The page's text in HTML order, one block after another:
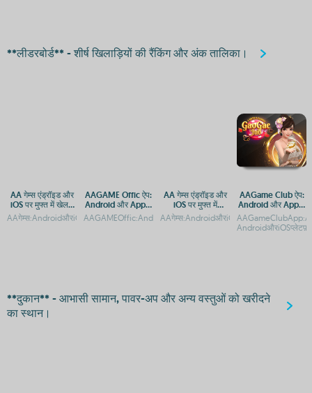
**लीडरबोर्ड** - शीर्ष खिलाड़ियों की रैंकिंग और अंक तालिका।
AA गेम्स एंड्रॉइड और
iOS पर मुफ्त में खेलने
के लिए डाउनलोड करें
AAGAME Offic ऐप:
Android और Apple
पर डाउनलोड करें
AA गेम्स एंड्रॉइड और
iOS पर मुफ्त में
डाउनलोड करें
AAGame Club ऐप:
Android और Apple
प्लेटफ़ॉर्म पर एक्सेस
गाइड
**दुकान** - आभासी सामान, पावर-अप और अन्य वस्तुओं को खरीदने
का स्थान।